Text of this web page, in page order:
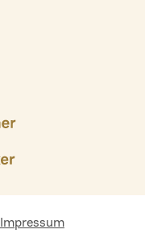
Impressum